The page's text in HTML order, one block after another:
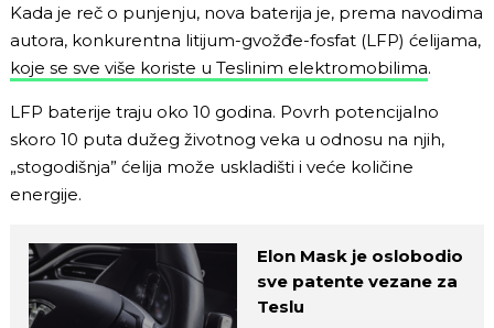
Kada je reč o punjenju, nova baterija je, prema navodima
autora, konkurentna litijum-gvožđe-fosfat (LFP) ćelijama,
koje se sve više koriste u Teslinim elektromobilima.
LFP baterije traju oko 10 godina. Povrh potencijalno
skoro 10 puta dužeg životnog veka u odnosu na njih,
„stogodišnja” ćelija može uskladišti i veće količine
energije.
Elon Mask je oslobodio
sve patente vezane za
Teslu